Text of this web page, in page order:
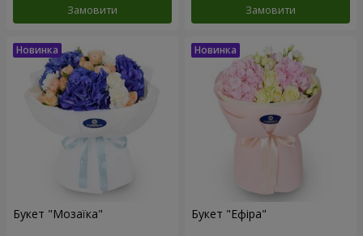
Замовити Замовити
Букет "Мозаїка" Букет "Ефіра"